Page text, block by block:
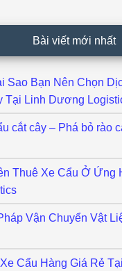
Bài viết mới nhất
Sao Bạn Nên Chọn
Tại Linh Dương
cắt cây – Phá bỏ rào
Thuê Xe Cẩu Ở Ứng
Vận Chuyển Vật
Cẩu Hàng Giá Rẻ